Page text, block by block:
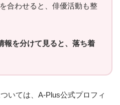
合わせると、俳優活動も整
報を分けて見ると、落ち着
いては、A-Plus公式プロフィ